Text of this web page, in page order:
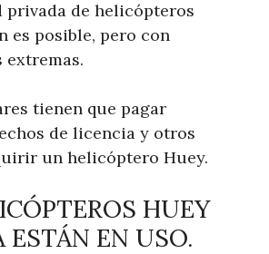
privada de helicópteros
es posible, pero con
tienen que pagar
de licencia y otros
un helicóptero Huey.
HUEY
ESTÁN EN USO.